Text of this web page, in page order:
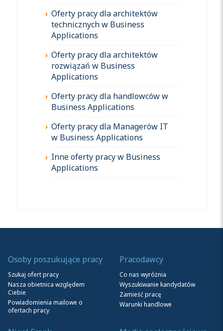
Oferty pracy dla architektów
technicznych w Business
Applications
Oferty pracy dla architektów
rozwiązań w Business
Applications
Oferty pracy dla handlowców w
Business Applications
Oferty pracy dla Managerów IT
w Business Applications
Inne oferty pracy w Business
Applications
Osoby poszukujące pracy
Szukaj ofert pracy
Nasza obietnica względem
Ciebie
Powiadomienia mailowe o
ofertach pracy
Pracodawcy
Co nas wyróżnia
Wyszukiwanie kandydatów
Zamieść pracę
Warunki handlowe